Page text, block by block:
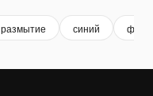
размытие синий фон